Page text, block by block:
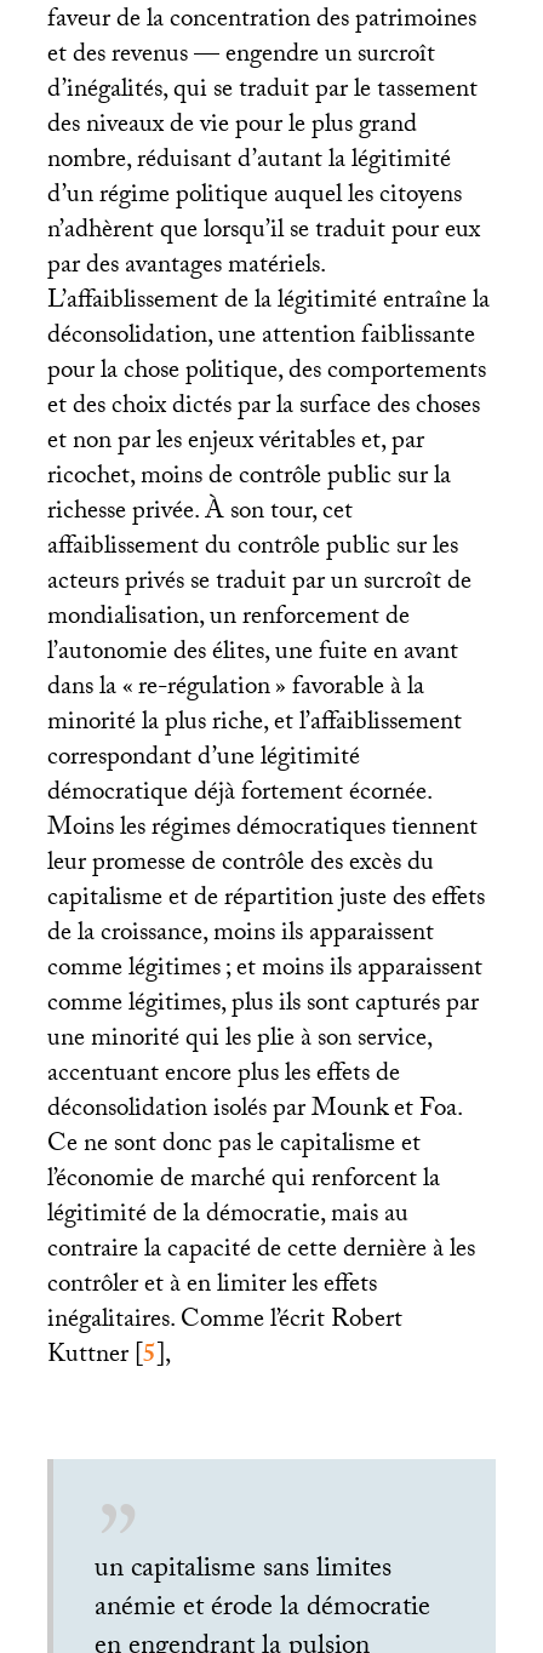
faveur de la concentration des patrimoines
et des revenus — engendre un surcroît
d’inégalités, qui se traduit par le tassement
des niveaux de vie pour le plus grand
nombre, réduisant d’autant la légitimité
d’un régime politique auquel les citoyens
n’adhèrent que lorsqu’il se traduit pour eux
par des avantages matériels.
L’affaiblissement de la légitimité entraîne la
déconsolidation, une attention faiblissante
pour la chose politique, des comportements
et des choix dictés par la surface des choses
et non par les enjeux véritables et, par
ricochet, moins de contrôle public sur la
richesse privée. À son tour, cet
affaiblissement du contrôle public sur les
acteurs privés se traduit par un surcroît de
mondialisation, un renforcement de
l’autonomie des élites, une fuite en avant
dans la «re-régulation» favorable à la
minorité la plus riche, et l’affaiblissement
correspondant d’une légitimité
démocratique déjà fortement écornée.
Moins les régimes démocratiques tiennent
leur promesse de contrôle des excès du
capitalisme et de répartition juste des effets
de la croissance, moins ils apparaissent
comme légitimes; et moins ils apparaissent
comme légitimes, plus ils sont capturés par
une minorité qui les plie à son service,
accentuant encore plus les effets de
déconsolidation isolés par Mounk et Foa.
Ce ne sont donc pas le capitalisme et
l’économie de marché qui renforcent la
légitimité de la démocratie, mais au
contraire la capacité de cette dernière à les
contrôler et à en limiter les effets
inégalitaires. Comme l’écrit Robert
Kuttner[5],
un capitalisme sans limites
anémie et érode la démocratie